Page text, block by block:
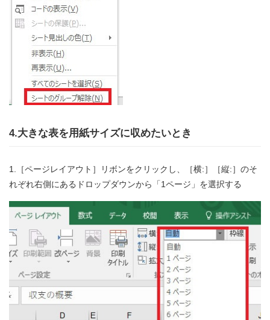
4.大きな表を用紙サイズに収めたいとき
1.［ページレイアウト］リボンをクリックし、［横:］［縦:］のそ
れぞれ右側にあるドロップダウンから「1ページ」を選択する